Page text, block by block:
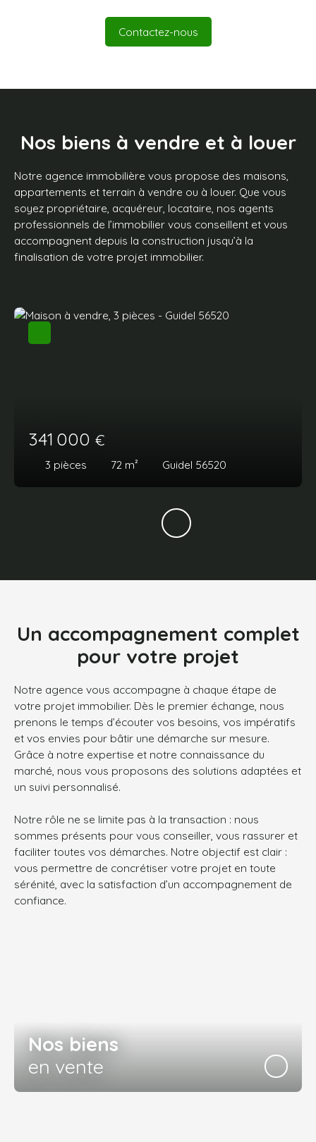
Contactez-nous
Nos biens à vendre et à louer
Notre agence immobilière vous propose des maisons,
appartements et terrain à vendre ou à louer. Que vous
soyez propriétaire, acquéreur, locataire, nos agents
professionnels de l’immobilier vous conseillent et vous
accompagnent depuis la construction jusqu’à la
finalisation de votre projet immobilier.
341 000 €
3 pièces 72 m² Guidel 56520
Un accompagnement complet
pour votre projet
Notre agence vous accompagne à chaque étape de
votre projet immobilier. Dès le premier échange, nous
prenons le temps d’écouter vos besoins, vos impératifs
et vos envies pour bâtir une démarche sur mesure.
Grâce à notre expertise et notre connaissance du
marché, nous vous proposons des solutions adaptées et
un suivi personnalisé.
Notre rôle ne se limite pas à la transaction : nous
sommes présents pour vous conseiller, vous rassurer et
faciliter toutes vos démarches. Notre objectif est clair :
vous permettre de concrétiser votre projet en toute
sérénité, avec la satisfaction d’un accompagnement de
confiance.
Nos biens
en vente